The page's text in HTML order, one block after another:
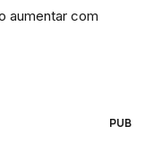
aumentar com
PUB